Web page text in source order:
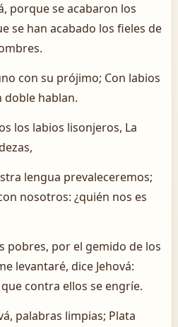
porque se acabaron los
se han acabado los fieles de
con su prójimo; Con labios
doble hablan.
los labios lisonjeros, La
lengua prevaleceremos;
nosotros: ¿quién nos es
pobres, por el gemido de los
levantaré, dice Jehová:
contra ellos se engríe.
palabras limpias; Plata